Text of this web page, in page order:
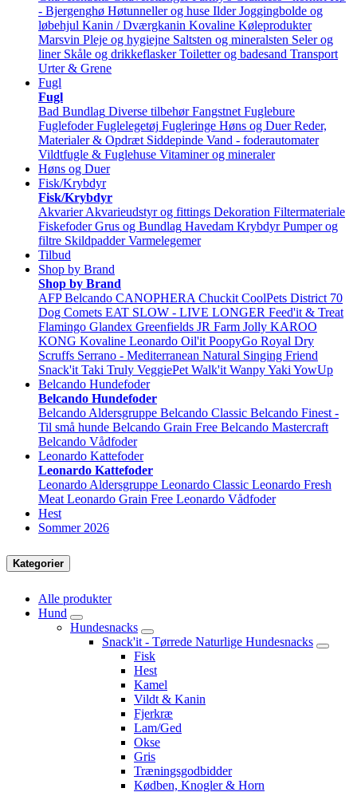
- Bjergenghø Høtunneller og huse Ilder Joggingbolde og
løbehjul Kanin / Dværgkanin Kovaline Køleprodukter
Marsvin Pleje og hygiejne Saltsten og mineralsten Seler og
liner Skåle og drikkeflasker Toiletter og badesand Transport
Urter & Grene
Fugl
Fugl
Bad Bundlag Diverse tilbehør Fangstnet Fuglebure
Fuglefoder Fuglelegetøj Fugleringe Høns og Duer Reder,
Materialer & Opdræt Siddepinde Vand - foderautomater
Vildtfugle & Fuglehuse Vitaminer og mineraler
Høns og Duer
Fisk/Krybdyr
Fisk/Krybdyr
Akvarier Akvarieudstyr og fittings Dekoration Filtermateriale
Fiskefoder Grus og Bundlag Havedam Krybdyr Pumper og
filtre Skildpadder Varmelegemer
Tilbud
Shop by Brand
Shop by Brand
AFP Belcando CANOPHERA Chuckit CoolPets District 70
Dog Comets EAT SLOW - LIVE LONGER Feed'it & Treat
Flamingo Glandex Greenfields JR Farm Jolly KAROO
KONG Kovaline Leonardo Oil'it PoopyGo Royal Dry
Scruffs Serrano - Mediterranean Natural Singing Friend
Snack'it Taki Truly VeggiePet Walk'it WanpyYaki YowUp
Belcando Hundefoder
Belcando Hundefoder
Belcando Aldersgruppe Belcando Classic Belcando Finest -
Til små hunde Belcando Grain Free Belcando Mastercraft
Belcando Vådfoder
Leonardo Kattefoder
Leonardo Kattefoder
Leonardo Aldersgruppe Leonardo Classic Leonardo Fresh
Meat Leonardo Grain Free Leonardo Vådfoder
Hest
Sommer 2026
Kategorier
Alle produkter
Hund
Hundesnacks
Snack'it - Tørrede Naturlige Hundesnacks
Fisk
Hest
Kamel
Vildt & Kanin
Fjerkræ
Lam/Ged
Okse
Gris
Træningsgodbidder
Kødben, Knogler & Horn